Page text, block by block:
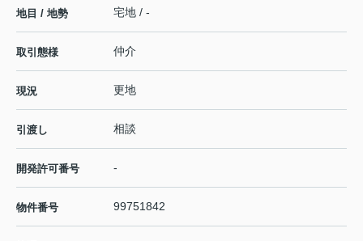
地目 / 地勢 宅地 / -
取引態様 仲介
現況 更地
引渡し 相談
開発許可番号 -
物件番号 99751842